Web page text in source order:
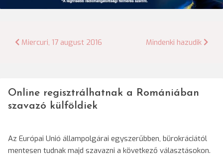
Bejegyzés
Miercuri, 17 august 2016 Mindenki hazudik
Online regisztrálhatnak a Romániában
szavazó külföldiek
Az Európai Unió állampolgárai egyszerűbben, bürokráciától
mentesen tudnak majd szavazni a következő választásokon.